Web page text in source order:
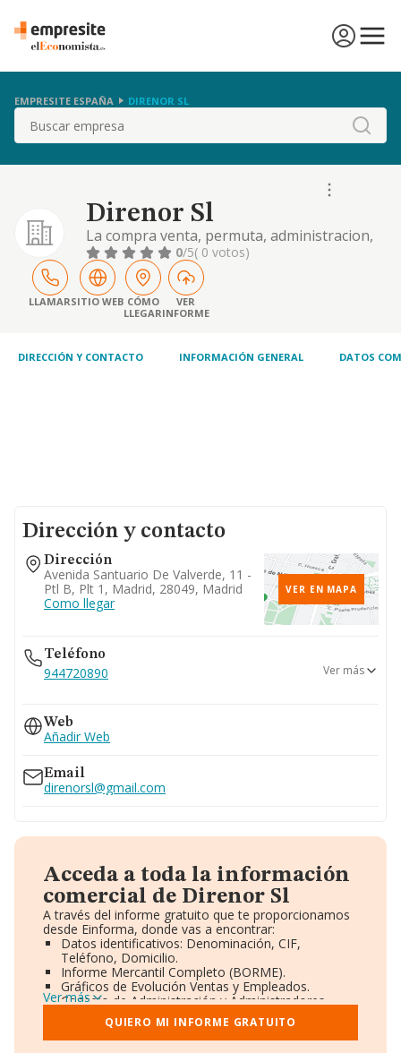
EMPRESITE ESPAÑA DIRENOR SL
Buscar
Direnor Sl
La compra venta, permuta, administracion,
gestion y explotacion de todo tipo de bienes
muebles o inmuebles. promocion.
parcelacion, reparcelacion. planificacion,
construccion y edificacion de suelo rustico y
urbano.
0/5( 0 votos)
LLAMARSITIO WEB CÓMO
LLEGAR
VER
INFORME
DIRECCIÓN Y CONTACTO INFORMACIÓN GENERAL DATOS
Dirección y contacto
Dirección
Avenida Santuario De Valverde, 11 -
Ptl B, Plt 1, Madrid, 28049, Madrid
Como llegar
VER EN MAPA
Teléfono
944720890
914361070
Ver más
Web
Añadir Web
Email
direnorsl@gmail.com
Acceda a toda la información
comercial de Direnor Sl
A través del informe gratuito que te proporcionamos
desde Einforma, donde vas a encontrar:
Datos identificativos: Denominación, CIF,
Teléfono, Domicilio.
Informe Mercantil Completo (BORME).
Gráficos de Evolución Ventas y Empleados.
Consejo de Administración y Administradores.
Directivos y Ejecutivos.
Accionistas.
Participaciones y Vinculaciones en otras empresas.
Ver más
QUIERO MI INFORME GRATUITO